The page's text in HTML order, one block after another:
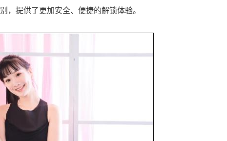
，提供了更加安全、便捷的解锁体验。